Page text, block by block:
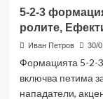
на
играта,
Контрол
на
5-2-3
ролите,
Иван Петров 30/
Формацията 5-2-3
включва петима
нападатели,